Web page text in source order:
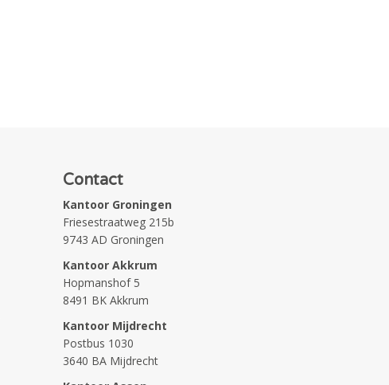
Contact
Kantoor Groningen
Friesestraatweg 215b
9743 AD Groningen
Kantoor Akkrum
Hopmanshof 5
8491 BK Akkrum
Kantoor Mijdrecht
Postbus 1030
3640 BA Mijdrecht